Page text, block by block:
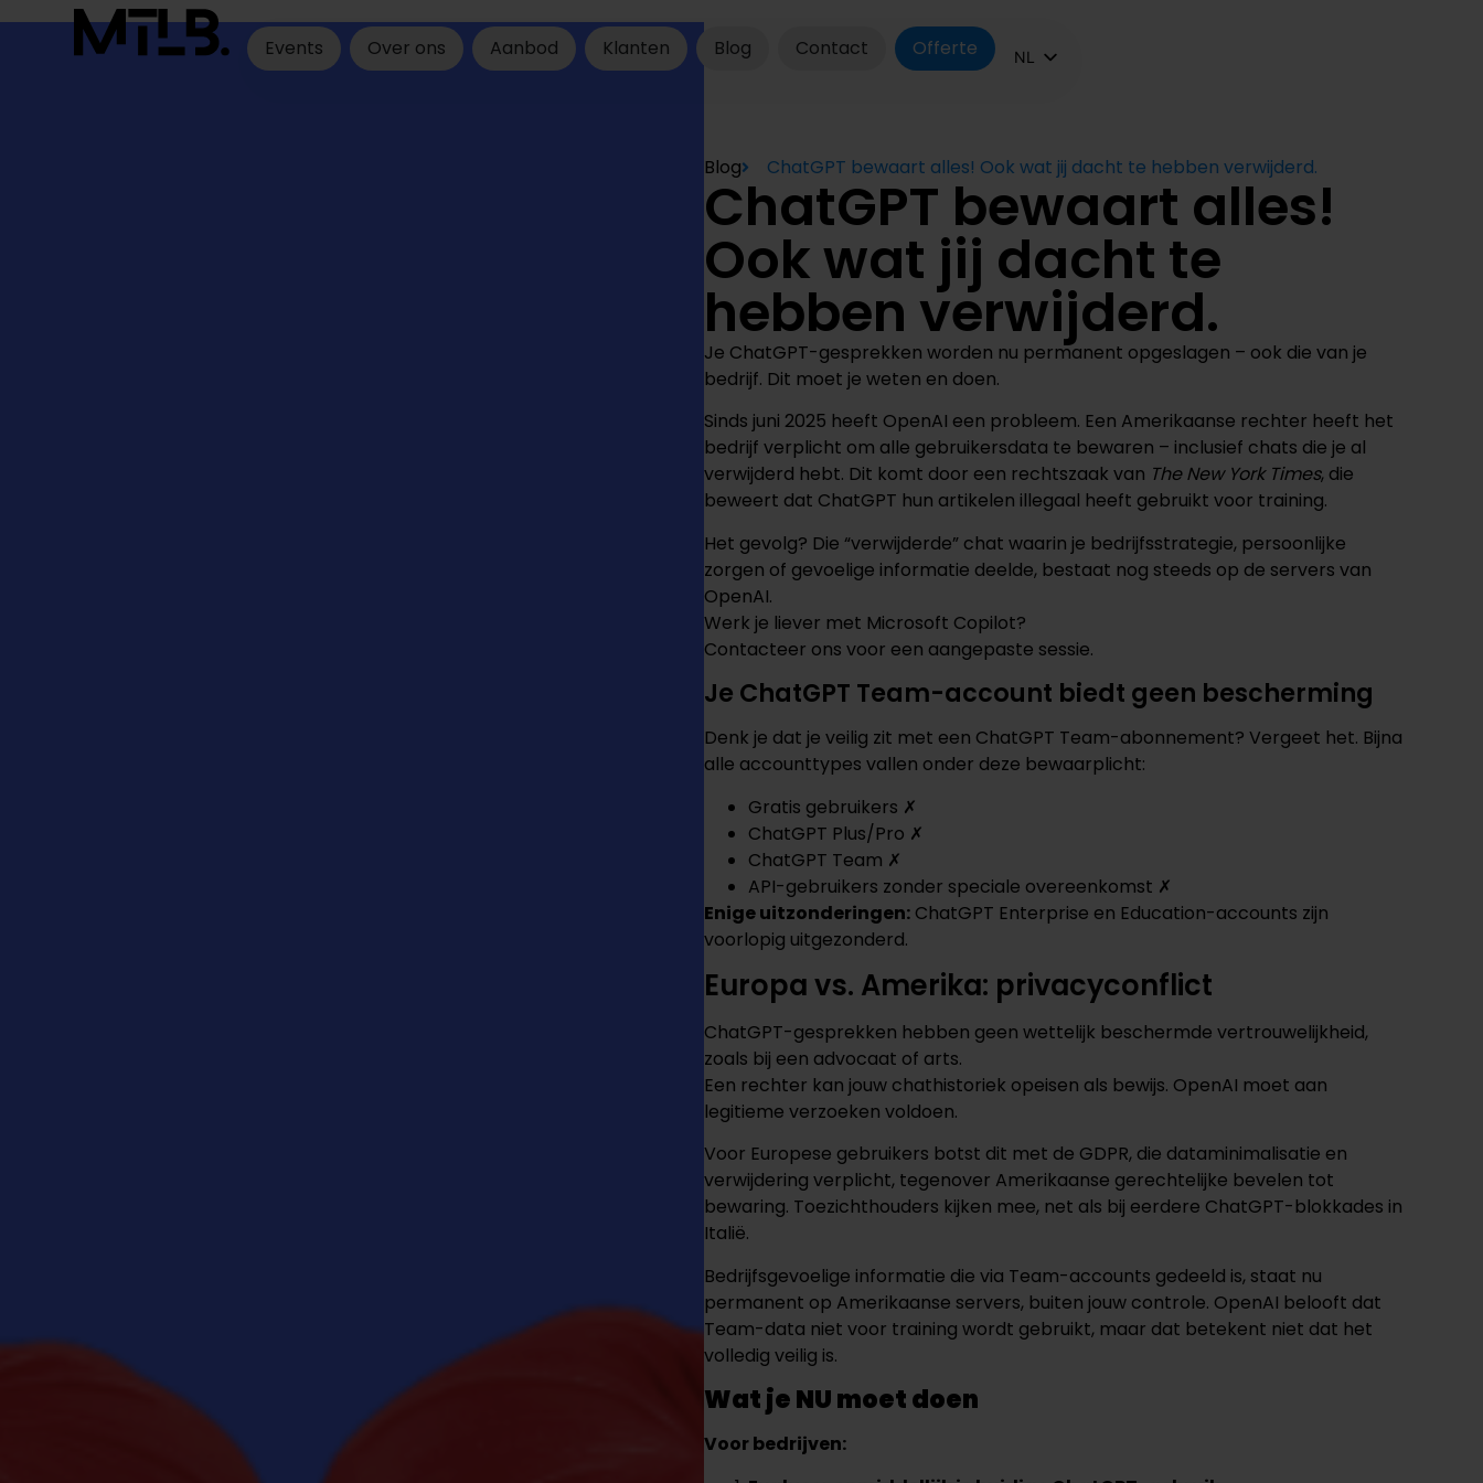
Events Over ons Aanbod Klanten Blog Contact Offerte
NL
Blog ChatGPT bewaart alles! Ook wat jij dacht te hebben verwijderd.
ChatGPT bewaart alles!
Ook wat jij dacht te
hebben verwijderd.
Je ChatGPT-gesprekken worden nu permanent opgeslagen – ook die van je
bedrijf. Dit moet je weten en doen.
Sinds juni 2025 heeft OpenAI een probleem. Een Amerikaanse rechter heeft het
bedrijf verplicht om alle gebruikersdata te bewaren – inclusief chats die je al
verwijderd hebt. Dit komt door een rechtszaak van The New York Times, die
beweert dat ChatGPT hun artikelen illegaal heeft gebruikt voor training.
Het gevolg? Die “verwijderde” chat waarin je bedrijfsstrategie, persoonlijke
zorgen of gevoelige informatie deelde, bestaat nog steeds op de servers van
OpenAI.
Werk je liever met Microsoft Copilot?
Contacteer ons voor een aangepaste sessie.
Je ChatGPT Team-account biedt geen bescherming
Denk je dat je veilig zit met een ChatGPT Team-abonnement? Vergeet het. Bijna
alle accounttypes vallen onder deze bewaarplicht:
Gratis gebruikers ✗
ChatGPT Plus/Pro ✗
ChatGPT Team ✗
API-gebruikers zonder speciale overeenkomst ✗
Enige uitzonderingen: ChatGPT Enterprise en Education-accounts zijn
voorlopig uitgezonderd.
Europa vs. Amerika: privacyconflict
ChatGPT-gesprekken hebben geen wettelijk beschermde vertrouwelijkheid,
zoals bij een advocaat of arts.
Een rechter kan jouw chathistoriek opeisen als bewijs. OpenAI moet aan
legitieme verzoeken voldoen.
Voor Europese gebruikers botst dit met de GDPR, die dataminimalisatie en
verwijdering verplicht, tegenover Amerikaanse gerechtelijke bevelen tot
bewaring. Toezichthouders kijken mee, net als bij eerdere ChatGPT-blokkades in
Italië.
Bedrijfsgevoelige informatie die via Team-accounts gedeeld is, staat nu
permanent op Amerikaanse servers, buiten jouw controle. OpenAI belooft dat
Team-data niet voor training wordt gebruikt, maar dat betekent niet dat het
volledig veilig is.
Wat je NU moet doen
Voor bedrijven: